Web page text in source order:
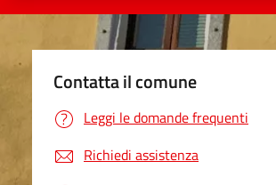
Contatta il comune
Leggi le domande frequenti
Richiedi assistenza